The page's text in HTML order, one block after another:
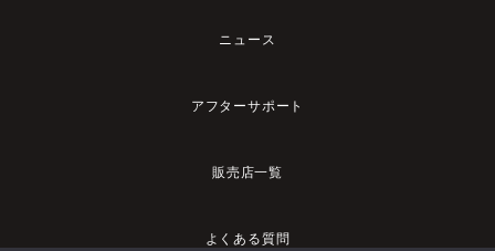
ニュース
アフターサポート
販売店一覧
よくある質問